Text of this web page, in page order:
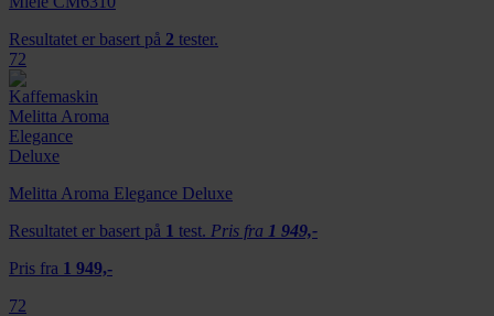
Resultatet er basert på 2 tester.
72
Melitta Aroma Elegance Deluxe
Resultatet er basert på 1 test. Pris fra 1 949,-
Pris fra 1 949,-
72